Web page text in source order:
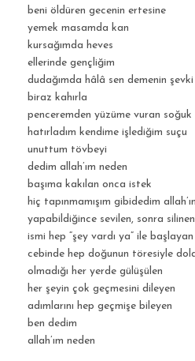
beni öldüren gecenin ertesine
yemek masamda kan
kursağımda heves
ellerinde gençliğim
dudağımda hâlâ sen demenin şevki
biraz kahırla
penceremden yüzüme vuran soğuk
hatırladım kendime işlediğim suçu
unuttum tövbeyi
dedim allah’ım neden
başıma kakılan onca istek
hiç tapınmamışım gibidedim
yapabildiğince sevilen, sonra silinen
ismi hep “şey vardı ya” ile başlayan
cebinde hep doğunun töresiyle
olmadığı her yerde gülüşülen
her şeyin çok geçmesini dileyen
adımlarını hep geçmişe bileyen
ben dedim
allah’ım neden